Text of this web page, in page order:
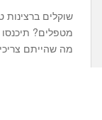
שוקלים ברצינות
מה שהייתם